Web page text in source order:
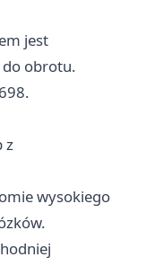
jest
obrotu.
z
wysokiego